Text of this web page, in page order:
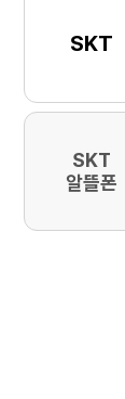
SKT
SKT
알뜰폰